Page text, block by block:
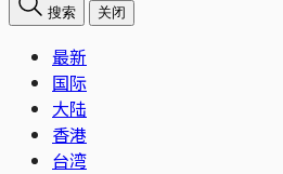
搜索 关闭
最新
国际
大陆
香港
台湾